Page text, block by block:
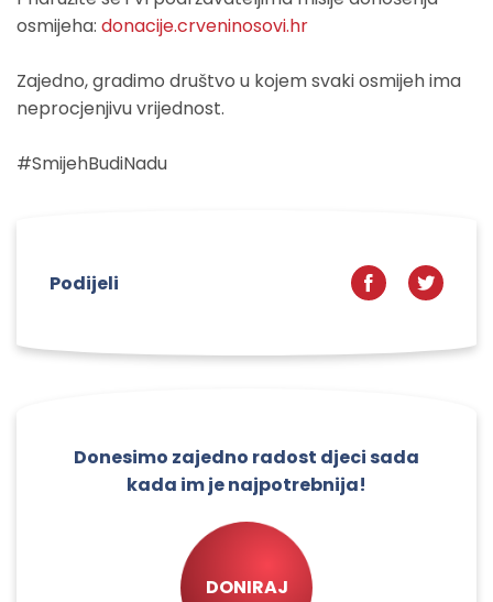
osmijeha: donacije.crveninosovi.hr
Zajedno, gradimo društvo u kojem svaki osmijeh ima
neprocjenjivu vrijednost.
#SmijehBudiNadu
Podijeli
Donesimo zajedno radost djeci sada
kada im je najpotrebnija!
DONIRAJ